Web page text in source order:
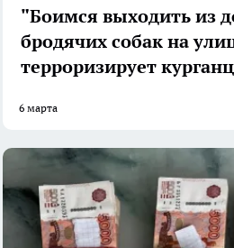
"Боимся выходить из
бродячих собак на
терроризирует
6 марта